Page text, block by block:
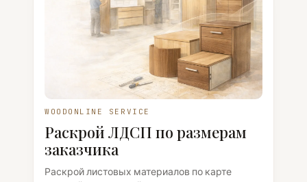
WOODONLINE SERVICE
Раскрой ЛДСП по размерам
заказчика
Раскрой листовых материалов по карте